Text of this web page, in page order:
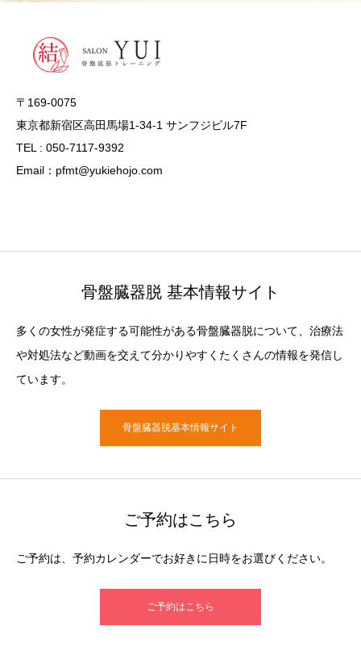
〒169-0075
東京都新宿区高田馬場1-34-1 サンフジビル7F
TEL : 050-7117-9392
Email：pfmt@yukiehojo.com
骨盤臓器脱 基本情報サイト
多くの女性が発症する可能性がある骨盤臓器脱について、治療法
や対処法など動画を交えて分かりやすくたくさんの情報を発信し
ています。
骨盤臓器脱基本情報サイト
ご予約はこちら
ご予約は、予約カレンダーでお好きに日時をお選びください。
ご予約はこちら